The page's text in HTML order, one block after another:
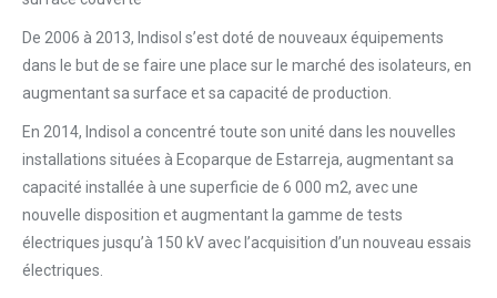
De 2006 à 2013, Indisol s’est doté de nouveaux équipements
dans le but de se faire une place sur le marché des isolateurs, en
augmentant sa surface et sa capacité de production.
En 2014, Indisol a concentré toute son unité dans les nouvelles
installations situées à Ecoparque de Estarreja, augmentant sa
capacité installée à une superficie de 6 000 m2, avec une
nouvelle disposition et augmentant la gamme de tests
électriques jusqu’à 150 kV avec l’acquisition d’un nouveau essais
électriques.